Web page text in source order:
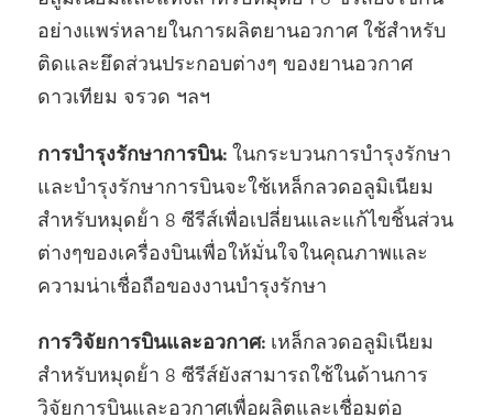
อย่างแพร่หลายในการผลิตยานอวกาศ ใช้สําหรับ
ติดและยึดส่วนประกอบต่างๆ ของยานอวกาศ
ดาวเทียม จรวด ฯลฯ
การบํารุงรักษาการบิน:ในกระบวนการบํารุงรักษา
และบํารุงรักษาการบินจะใช้เหล็กลวดอลูมิเนียม
สําหรับหมุดย้ํา 8 ซีรีส์เพื่อเปลี่ยนและแก้ไขชิ้นส่วน
ต่างๆของเครื่องบินเพื่อให้มั่นใจในคุณภาพและ
ความน่าเชื่อถือของงานบํารุงรักษา
การวิจัยการบินและอวกาศ: เหล็กลวดอลูมิเนียม
สําหรับหมุดย้ํา 8 ซีรีส์ยังสามารถใช้ในด้านการ
วิจัยการบินและอวกาศเพื่อผลิตและเชื่อมต่อ